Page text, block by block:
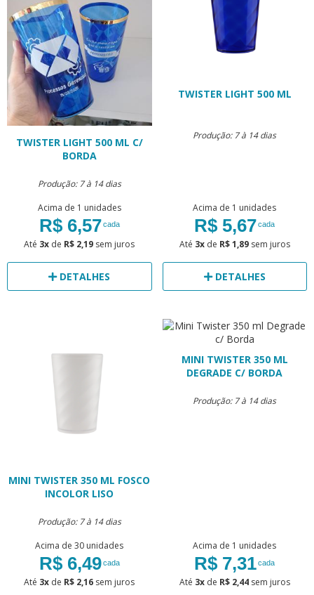
TWISTER LIGHT 500 ML C/
BORDA
Produção: 7 à 14 dias
Acima de 1 unidades
R$ 6,57cada
Até 3x de R$ 2,19 sem juros
DETALHES
TWISTER LIGHT 500 ML
Produção: 7 à 14 dias
Acima de 1 unidades
R$ 5,67cada
Até 3xde R$ 1,89sem juros
DETALHES
MINI TWISTER 350 ML FOSCO
INCOLOR LISO
Produção: 7 à 14 dias
Acima de 30 unidades
R$ 6,49cada
Até 3x de R$ 2,16 sem juros
MINI TWISTER 350 ML
DEGRADE C/ BORDA
Produção: 7 à 14 dias
Acima de 1 unidades
R$ 7,31cada
Até 3xde R$ 2,44sem juros